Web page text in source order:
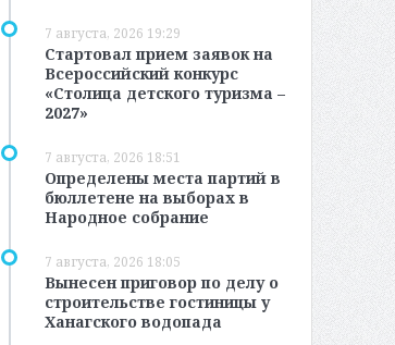
7 августа, 2026 19:29
Стартовал прием заявок на
Всероссийский конкурс
«Столица детского туризма –
2027»
7 августа, 2026 18:51
Определены места партий в
бюллетене на выборах в
Народное собрание
7 августа, 2026 18:05
Вынесен приговор по делу о
строительстве гостиницы у
Ханагского водопада